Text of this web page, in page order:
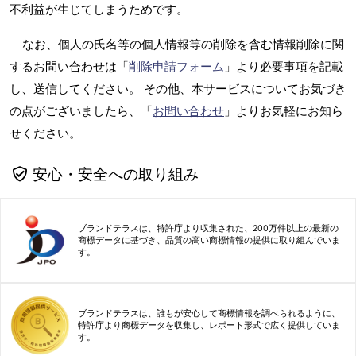
不利益が生じてしまうためです。
なお、個人の氏名等の個人情報等の削除を含む情報削除に関
するお問い合わせは「削除申請フォーム 」より必要事項を記載
し、送信してください。 その他、本サービスについてお気づき
の点がございましたら、「お問い合わせ 」よりお気軽にお知ら
せください。
安心・安全への取り組み
ブランドテラスは、特許庁より収集された、200万件以上の最新の
商標データに基づき、品質の高い商標情報の提供に取り組んでいま
す。
ブランドテラスは、誰もが安心して商標情報を調べられるように、
特許庁より商標データを収集し、レポート形式で広く提供していま
す。